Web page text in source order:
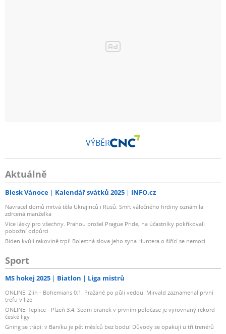
VÝBĚR
Aktuálně
Blesk Vánoce Kalendář svátků 2025 INFO.cz
Navracel domů mrtvá těla Ukrajinců i Rusů: Smrt válečného hrdiny oznámila
zdrcená manželka
Více lásky pro všechny. Prahou prošel Prague Pride, na účastníky pokřikovali
pobožní odpůrci
Biden kvůli rakovině trpí! Bolestná slova jeho syna Huntera o šířící se nemoci
Sport
MS hokej 2025 Biatlon Liga mistrů
ONLINE: Zlín - Bohemians 0:1. Pražané po půli vedou. Mirvald zaznamenal první
trefu v lize
ONLINE: Teplice - Plzeň 3:4. Sedm branek v prvním poločase je vyrovnaný rekord
české ligy
Gning se trápí: v Baníku je pět měsíců bez bodu! Důvody se opakují u tří trenérů